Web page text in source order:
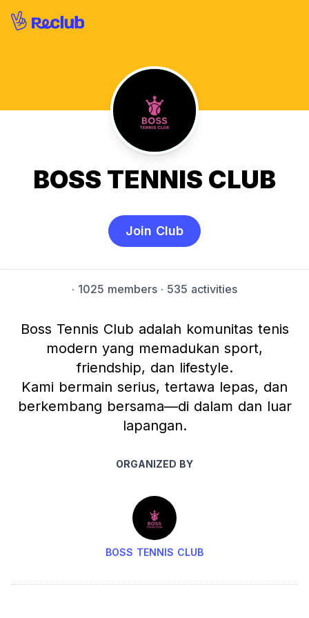
BOSS TENNIS CLUB
Join Club
· 1025 members · 535 activities
Boss Tennis Club adalah komunitas tenis
modern yang memadukan sport,
friendship, dan lifestyle.
Kami bermain serius, tertawa lepas, dan
berkembang bersama—di dalam dan luar
lapangan.
ORGANIZED BY
BOSS TENNIS CLUB